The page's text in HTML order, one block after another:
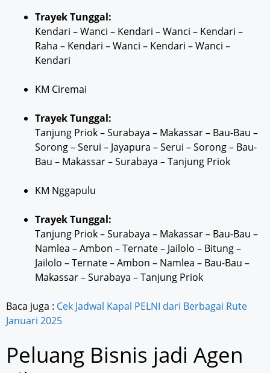
Trayek Tunggal:
Kendari – Wanci – Kendari – Wanci – Kendari –
Raha – Kendari – Wanci – Kendari – Wanci –
Kendari
KM Ciremai
Trayek Tunggal:
Tanjung Priok – Surabaya – Makassar – Bau-Bau –
Sorong – Serui – Jayapura – Serui – Sorong – Bau-
Bau – Makassar – Surabaya – Tanjung Priok
KM Nggapulu
Trayek Tunggal:
Tanjung Priok – Surabaya – Makassar – Bau-Bau –
Namlea – Ambon – Ternate – Jailolo – Bitung –
Jailolo – Ternate – Ambon – Namlea – Bau-Bau –
Makassar – Surabaya – Tanjung Priok
Baca juga : Cek Jadwal Kapal PELNI dari Berbagai Rute
Januari 2025
Peluang Bisnis jadi Agen